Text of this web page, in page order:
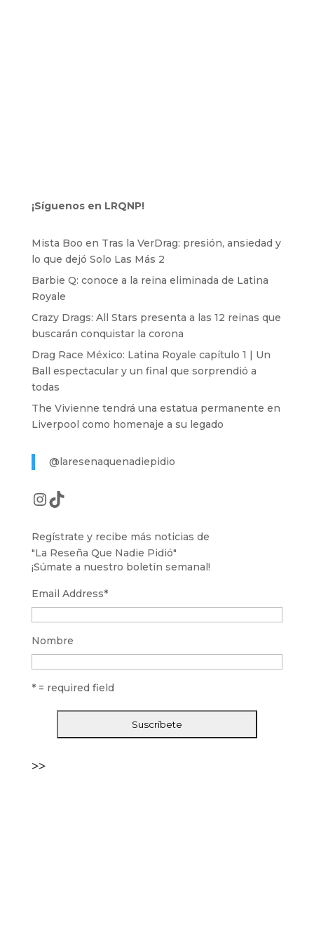
¡Síguenos en LRQNP!
Mista Boo en Tras la VerDrag: presión, ansiedad y
lo que dejó Solo Las Más 2
Barbie Q: conoce a la reina eliminada de Latina
Royale
Crazy Drags: All Stars presenta a las 12 reinas que
buscarán conquistar la corona
Drag Race México: Latina Royale capítulo 1 | Un
Ball espectacular y un final que sorprendió a
todas
The Vivienne tendrá una estatua permanente en
Liverpool como homenaje a su legado
@laresenaquenadiepidio
Instagram
TikTok
Regístrate y recibe más noticias de
"La Reseña Que Nadie Pidió"
¡Súmate a nuestro boletín semanal!
Email Address*
Nombre
* = required field
>>